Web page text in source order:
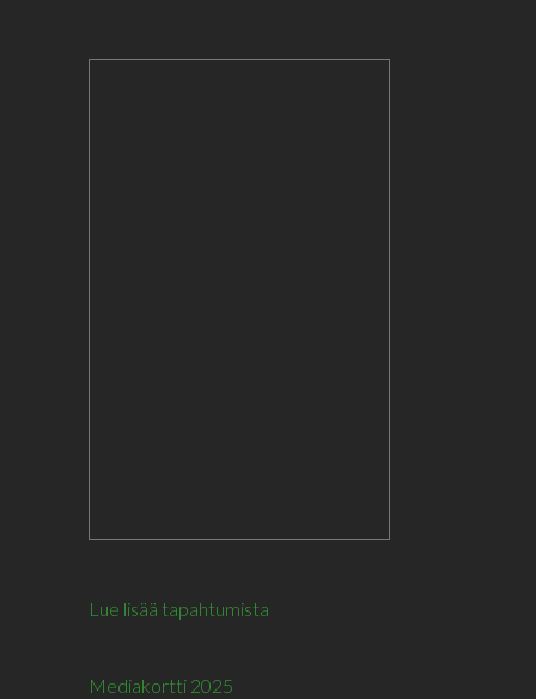
Lue lisää tapahtumista
Mediakortti 2025